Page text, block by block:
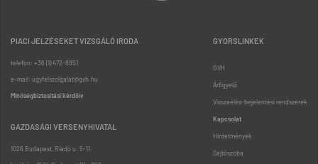
PIACI JELZÉSEKET VIZSGÁLÓ IRODA
telefon: +36 (1) 472-8851
e-mail: ugyfelszolgalat@gvh.hu
Minőségbiztosítási kérdőív
GAZDASÁGI VERSENYHIVATAL
1026 Budapest, Riadó u. 5-11.
GYORSLINKEK
GVH
Árfigyelő
Visszaélés-bejelentési rendszerek
Kapcsolat
Hirdetmények
Sajtószoba